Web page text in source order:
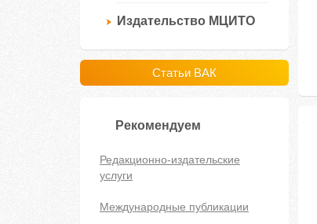
Издательство МЦИТО
Статьи ВАК
Рекомендуем
Редакционно-издательские
услуги
Международные публикации